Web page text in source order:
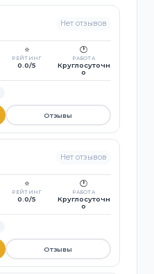
Нет отзывов
⭐
РЕЙТИНГ
0.0/5
🕐
РАБОТА
Круглосуточн
о
Отзывы
Нет отзывов
⭐
РЕЙТИНГ
0.0/5
🕐
РАБОТА
Круглосуточн
о
Отзывы